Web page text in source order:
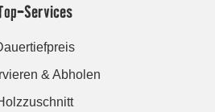
Services
& Abholen